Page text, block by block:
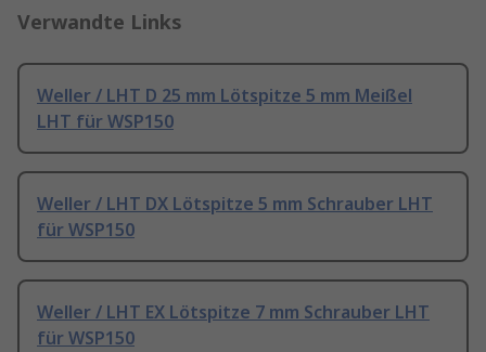
Verwandte Links
Weller / LHT D 25 mm Lötspitze 5 mm Meißel
LHT für WSP150
Weller / LHT DX Lötspitze 5 mm Schrauber LHT
für WSP150
Weller / LHT EX Lötspitze 7 mm Schrauber LHT
für WSP150